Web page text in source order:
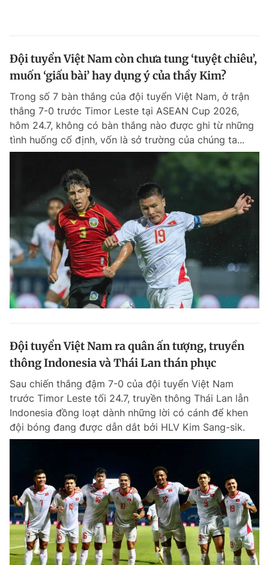
Đội tuyển Việt Nam còn chưa tung ‘tuyệt chiêu’,
muốn ‘giấu bài’ hay dụng ý của thầy Kim?
Trong số 7 bàn thắng của đội tuyển Việt Nam, ở trận
thắng 7-0 trước Timor Leste tại ASEAN Cup 2026,
hôm 24.7, không có bàn thắng nào được ghi từ những
tình huống cố định, vốn là sở trường của chúng ta...
Đội tuyển Việt Nam ra quân ấn tượng, truyền
thông Indonesia và Thái Lan thán phục
Sau chiến thắng đậm 7-0 của đội tuyển Việt Nam
trước Timor Leste tối 24.7, truyền thông Thái Lan lẫn
Indonesia đồng loạt dành những lời có cánh để khen
đội bóng đang được dẫn dắt bởi HLV Kim Sang-sik.